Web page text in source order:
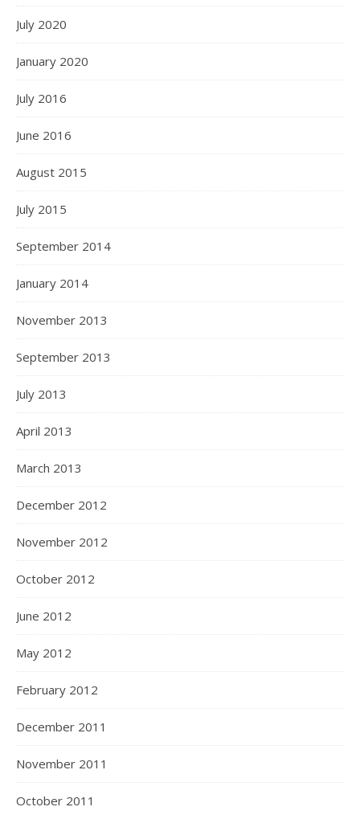
July 2020
January 2020
July 2016
June 2016
August 2015
July 2015
September 2014
January 2014
November 2013
September 2013
July 2013
April 2013
March 2013
December 2012
November 2012
October 2012
June 2012
May 2012
February 2012
December 2011
November 2011
October 2011